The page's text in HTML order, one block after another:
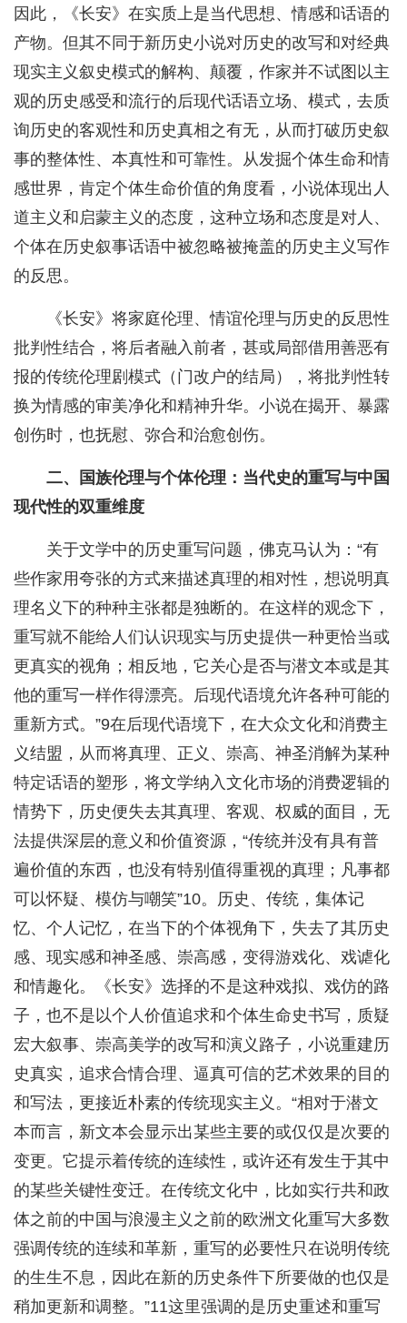
因此，《长安》在实质上是当代思想、情感和话语的
产物。但其不同于新历史小说对历史的改写和对经典
现实主义叙史模式的解构、颠覆，作家并不试图以主
观的历史感受和流行的后现代话语立场、模式，去质
询历史的客观性和历史真相之有无，从而打破历史叙
事的整体性、本真性和可靠性。从发掘个体生命和情
感世界，肯定个体生命价值的角度看，小说体现出人
道主义和启蒙主义的态度，这种立场和态度是对人、
个体在历史叙事话语中被忽略被掩盖的历史主义写作
的反思。
《长安》将家庭伦理、情谊伦理与历史的反思性
批判性结合，将后者融入前者，甚或局部借用善恶有
报的传统伦理剧模式（门改户的结局），将批判性转
换为情感的审美净化和精神升华。小说在揭开、暴露
创伤时，也抚慰、弥合和治愈创伤。
二、国族伦理与个体伦理：当代史的重写与中国
现代性的双重维度
关于文学中的历史重写问题，佛克马认为：“有
些作家用夸张的方式来描述真理的相对性，想说明真
理名义下的种种主张都是独断的。在这样的观念下，
重写就不能给人们认识现实与历史提供一种更恰当或
更真实的视角；相反地，它关心是否与潜文本或是其
他的重写一样作得漂亮。后现代语境允许各种可能的
重新方式。”9在后现代语境下，在大众文化和消费主
义结盟，从而将真理、正义、崇高、神圣消解为某种
特定话语的塑形，将文学纳入文化市场的消费逻辑的
情势下，历史便失去其真理、客观、权威的面目，无
法提供深层的意义和价值资源，“传统并没有具有普
遍价值的东西，也没有特别值得重视的真理；凡事都
可以怀疑、模仿与嘲笑”10。历史、传统，集体记
忆、个人记忆，在当下的个体视角下，失去了其历史
感、现实感和神圣感、崇高感，变得游戏化、戏谑化
和情趣化。《长安》选择的不是这种戏拟、戏仿的路
子，也不是以个人价值追求和个体生命史书写，质疑
宏大叙事、崇高美学的改写和演义路子，小说重建历
史真实，追求合情合理、逼真可信的艺术效果的目的
和写法，更接近朴素的传统现实主义。“相对于潜文
本而言，新文本会显示出某些主要的或仅仅是次要的
变更。它提示着传统的连续性，或许还有发生于其中
的某些关键性变迁。在传统文化中，比如实行共和政
体之前的中国与浪漫主义之前的欧洲文化重写大多数
强调传统的连续和革新，重写的必要性只在说明传统
的生生不息，因此在新的历史条件下所要做的也仅是
稍加更新和调整。”11这里强调的是历史重述和重写